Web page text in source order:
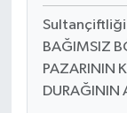
Sultançiftliği
BAĞIMSIZ
PAZARININ
DURAĞININ